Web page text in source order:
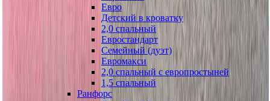
Евро
Детский в кроватку
2,0 спальный
Евростандарт
Семейный (дуэт)
Евромакси
2,0 спальный с европростыней
1,5 спальный
Ранфорс